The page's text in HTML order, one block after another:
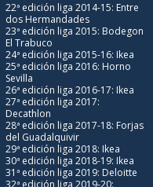
22ª edición liga 2014-15: Entre
dos Hermandades
23ª edición liga 2015: Bodegon
El Trabuco
24ª edición liga 2015-16: Ikea
25ª edición liga 2016: Horno
Sevilla
26ª edición liga 2016-17: Ikea
27ª edición liga 2017:
Decathlon
28ª edición liga 2017-18: Forjas
del Guadalquivir
29ª edición liga 2018: Ikea
30ª edición liga 2018-19: Ikea
31ª edición liga 2019: Deloitte
32ª edición liga 2019-20: